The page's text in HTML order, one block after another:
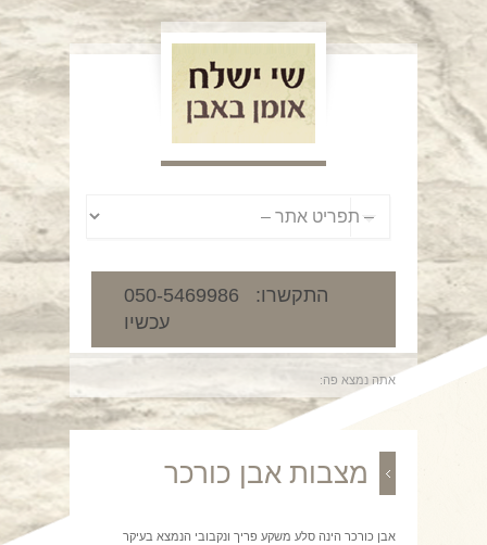
050-5469986 :התקשרו
עכשיו
אתה נמצא פה:
מצבות אבן כורכר
אבן כורכר הינה סלע משקע פריך ונקבובי הנמצא בעיקר